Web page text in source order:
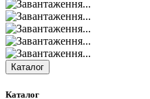
Каталог
Каталог